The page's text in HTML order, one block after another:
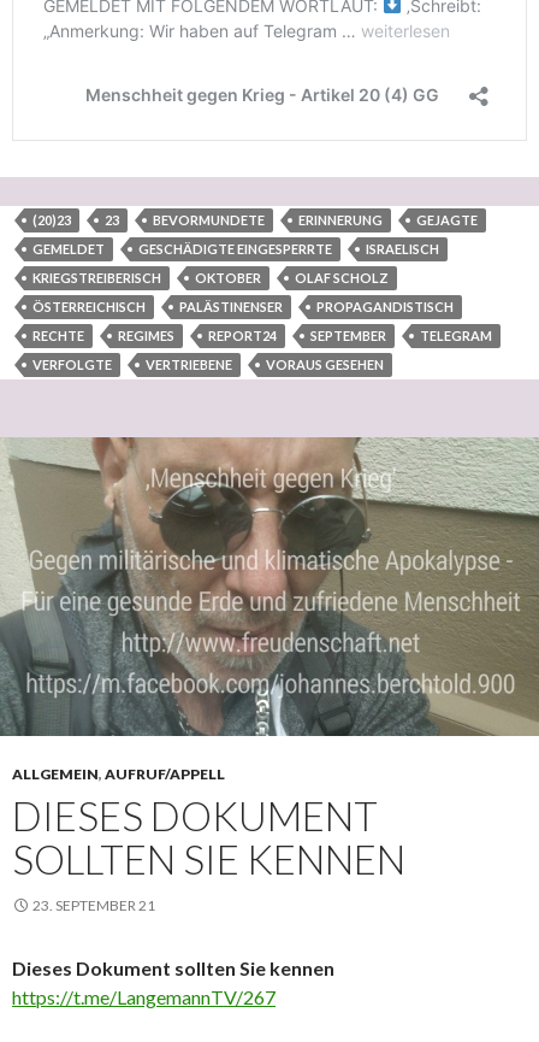
(20)23 23 BEVORMUNDETE ERINNERUNG
GEJAGTE
GEMELDET
GESCHÄDIGTE EINGESPERRTE
ISRAELISCH
KRIEGSTREIBERISCH
OKTOBER
OLAF SCHOLZ
ÖSTERREICHISCH
PALÄSTINENSER
PROPAGANDISTISCH
RECHTE
REGIMES REPORT24 SEPTEMBER
TELEGRAM
VERFOLGTE
VERTRIEBENE VORAUS GESEHEN
ALLGEMEIN, AUFRUF/APPELL
DIESES DOKUMENT
SOLLTEN SIE KENNEN
23. SEPTEMBER 21
Dieses Dokument sollten Sie kennen
https://t.me/LangemannTV/267